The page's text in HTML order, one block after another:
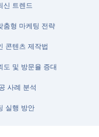
신 트렌드
춤형 마케팅 전략
콘텐츠 제작법
도 및 방문율 증대
사례 분석
실행 방안